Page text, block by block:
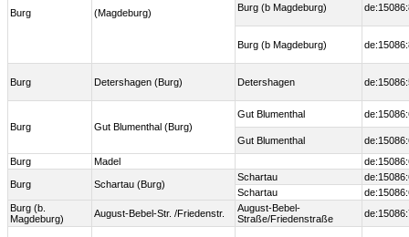
Burg (Magdeburg) Burg (b Magdeburg)
Burg (b Magdeburg)
Burg Detershagen (Burg) Detershagen
Burg Gut Blumenthal (Burg)
Gut Blumenthal
Gut Blumenthal
Burg
Madel
Burg Schartau (Burg)
Schartau
Schartau
Burg (b.
Magdeburg)
August-Bebel-Str. /Friedenstr.
August-Bebel-
Straße/Friedenstraße